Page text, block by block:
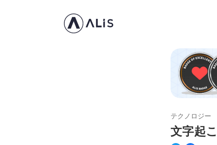
テクノロジー
文字起